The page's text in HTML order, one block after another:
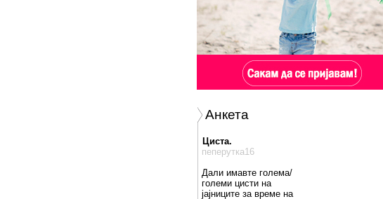
Анкета
Циста.
пеперутка16
Дали имавте голема/
големи цисти на
јајниците за време на